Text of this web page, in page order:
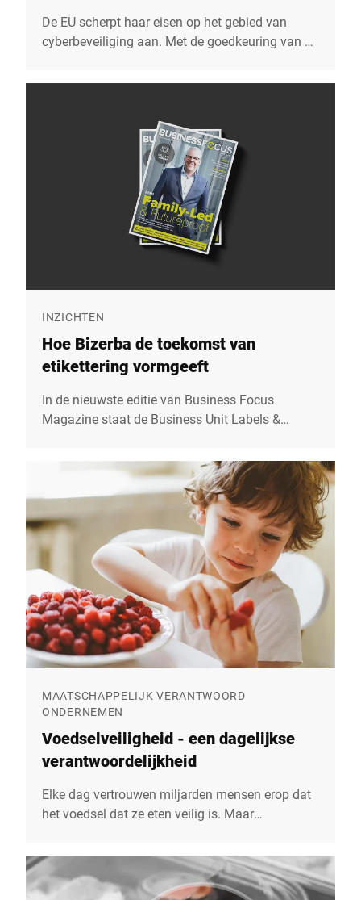
De EU scherpt haar eisen op het gebied van
cyberbeveiliging aan. Met de goedkeuring van de
wetten voor oktober 2024 aanpassen. Betrokken
implementeren, de meeste voor eind 2025.
Vooral bedrijven uit kritieke sectoren en
essentiële faciliteiten - waaronder
voedselproducenten, detailhandelaren en
logistieke bedrijven - worden getroffen. Voor hen
wordt beveiliging een doorslaggevende factor
voor naleving, maar ook voor veerkracht,
concurrentievermogen en vertrouwen.
INZICHTEN
Hoe Bizerba de toekomst van
etikettering vormgeeft
In de nieuwste editie van Business Focus
Magazine staat de Business Unit Labels &
uitgebreid interview vertelt Tom Van Elsacker,
Global Managing Director van deze Business
Unit, hoe een afdeling die in 1983 werd opgericht
is uitgegroeid tot een wereldspeler van formaat
– met inmiddels een omzet van meer dan €165
miljoen.
MAATSCHAPPELIJK VERANTWOORD
ONDERNEMEN
Voedselveiligheid - een dagelijkse
verantwoordelijkheid
Elke dag vertrouwen miljarden mensen erop dat
het voedsel dat ze eten veilig is. Maar
juni is het Wereldvoedselveiligheidsdag, een
moment waarop we stilstaan bij het belang van
voedselveiligheid voor onze gezondheid, onze